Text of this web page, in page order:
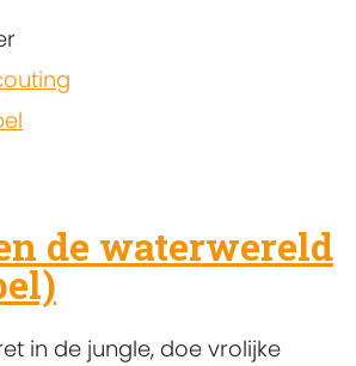
de waterwereld
in de jungle, doe vrolijke